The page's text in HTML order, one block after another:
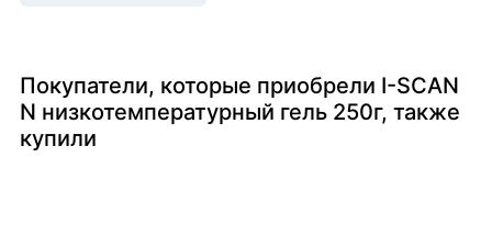
Покупатели, которые приобрели I-SCAN
N низкотемпературный гель 250г, также
купили